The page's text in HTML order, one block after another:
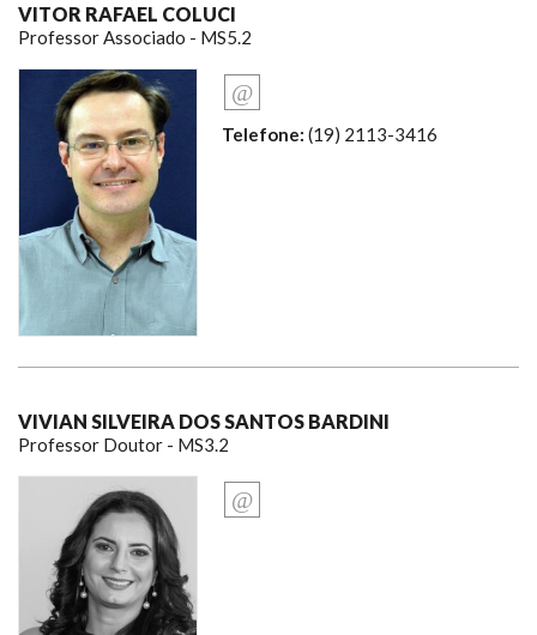
VITOR RAFAEL COLUCI
Professor Associado - MS5.2
Telefone: (19) 2113-3416
VIVIAN SILVEIRA DOS SANTOS BARDINI
Professor Doutor - MS3.2